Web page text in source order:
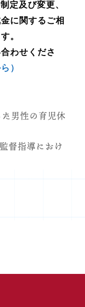
定及び変更、
に関するご相
。
わせくださ
）
男性の育児休
督指導におけ